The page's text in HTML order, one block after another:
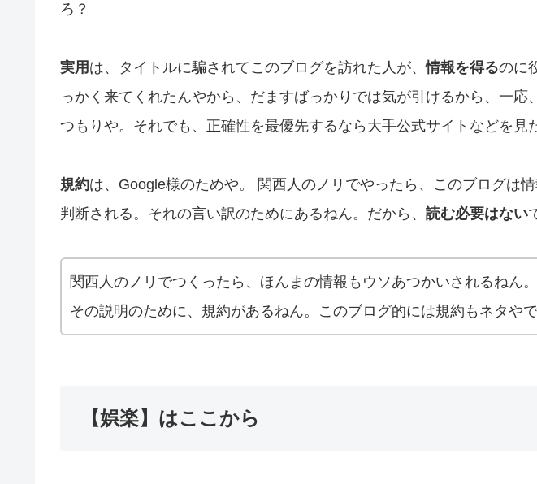
ろ？
実用 は、タイトルに騙されてこのブログを訪れた人が、情報を得るのに
っかく来てくれたんやから、だますばっかりでは気が引けるから、一応
つもりや。それでも、正確性を最優先するなら大手公式サイトなどを見
規約は、Google様のためや。 関西人のノリでやったら、このブログは
判断される。それの言い訳のためにあるねん。だから、 読む必要はない
関西人のノリでつくったら、ほんまの情報もウソあつかいされるねん。
その説明のために、規約があるねん。このブログ的には規約もネタやで
【娯楽】はここから